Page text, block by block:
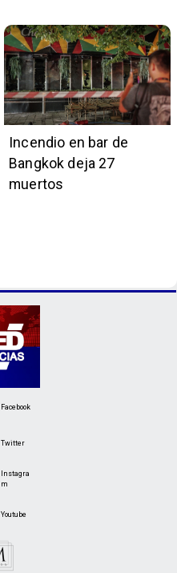
Incendio en bar de
Bangkok deja 27
muertos
Facebook
Twitter
Instagra
m
Youtube